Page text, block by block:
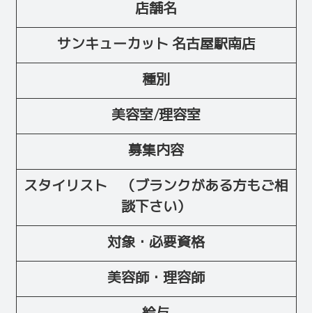
店舗名
サンキューカット 名古屋駅南店
種別
美容室/理容室
募集内容
スタイリスト （ブランクがある方もご相
談下さい）
対象・必要資格
美容師・理容師